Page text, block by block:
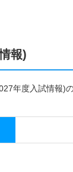
報)
年度入試情報